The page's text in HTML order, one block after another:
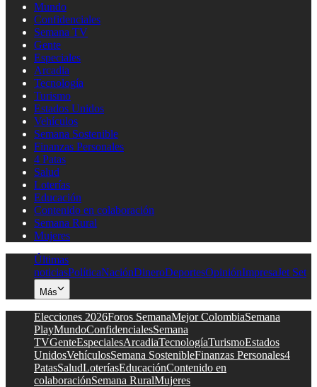
Mundo
Confidenciales
Semana TV
Gente
Especiales
Arcadia
Tecnología
Turismo
Estados Unidos
Vehículos
Semana Sostenible
Finanzas Personales
4 Patas
Salud
Loterías
Educación
Contenido en colaboración
Semana Rural
Mujeres
Últimas
noticiasPolíticaNaciónDineroDeportesOpiniónImpresaJet Set
Más
Elecciones 2026Foros SemanaMejor ColombiaSemana
PlayMundoConfidencialesSemana
TVGenteEspecialesArcadiaTecnologíaTurismoEstados
UnidosVehículosSemana SostenibleFinanzas Personales4
PatasSaludLoteríasEducaciónContenido en
colaboraciónSemana RuralMujeres